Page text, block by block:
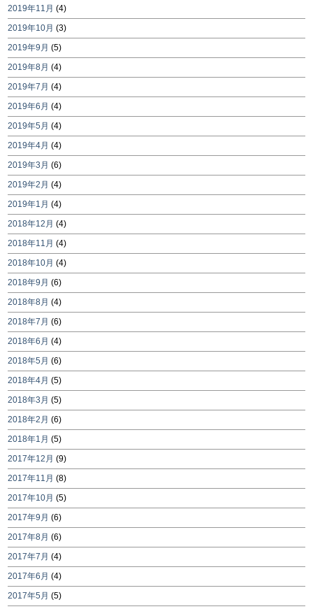
2019年11月 (4)
2019年10月 (3)
2019年9月 (5)
2019年8月 (4)
2019年7月 (4)
2019年6月 (4)
2019年5月 (4)
2019年4月 (4)
2019年3月 (6)
2019年2月 (4)
2019年1月 (4)
2018年12月 (4)
2018年11月 (4)
2018年10月 (4)
2018年9月 (6)
2018年8月 (4)
2018年7月 (6)
2018年6月 (4)
2018年5月 (6)
2018年4月 (5)
2018年3月 (5)
2018年2月 (6)
2018年1月 (5)
2017年12月 (9)
2017年11月 (8)
2017年10月 (5)
2017年9月 (6)
2017年8月 (6)
2017年7月 (4)
2017年6月 (4)
2017年5月 (5)